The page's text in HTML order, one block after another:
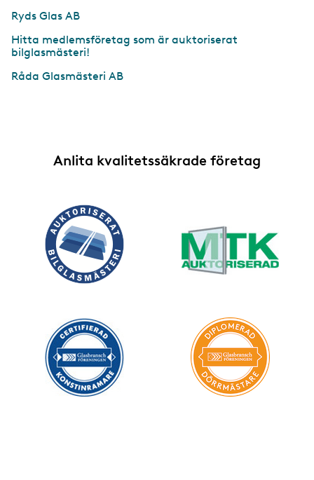
Ryds Glas AB
Hitta medlemsföretag som är auktoriserat
bilglasmästeri!
Råda Glasmästeri AB
Anlita kvalitetssäkrade företag